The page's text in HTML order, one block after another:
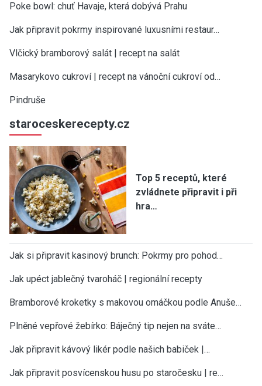
Poke bowl: chuť Havaje, která dobývá Prahu
Jak připravit pokrmy inspirované luxusními restaur…
Vlčický bramborový salát | recept na salát
Masarykovo cukroví | recept na vánoční cukroví od…
Pindruše
staroceskerecepty.cz
Top 5 receptů, které
zvládnete připravit i při
hra…
Jak si připravit kasinový brunch: Pokrmy pro pohod…
Jak upéct jablečný tvaroháč | regionální recepty
Bramborové kroketky s makovou omáčkou podle Anuše…
Plněné vepřové žebírko: Báječný tip nejen na sváte…
Jak připravit kávový likér podle našich babiček |…
Jak připravit posvícenskou husu po staročesku | re…